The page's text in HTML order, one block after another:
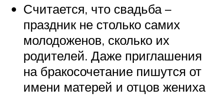
Считается, что свадьба –
праздник не столько самих
молодоженов, сколько их
родителей. Даже приглашения
на бракосочетание пишутся от
имени матерей и отцов жениха